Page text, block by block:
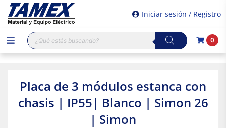
Iniciar sesión / Registro
Búsqueda
de
productos
0
Placa de 3 módulos estanca con
chasis | IP55| Blanco | Simon 26
| Simon